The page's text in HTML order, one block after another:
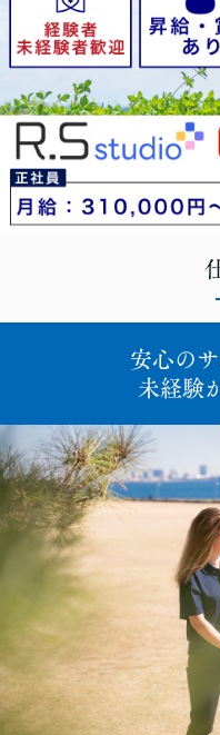
安心のサ
未経験